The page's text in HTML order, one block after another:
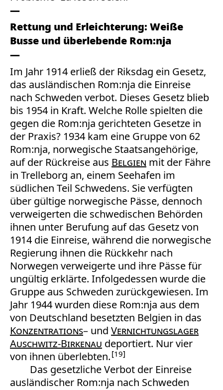
Rettung und Erleichterung: Weiße
Busse und überlebende Rom:nja
Im Jahr 1914 erließ der Riksdag ein Gesetz,
das ausländischen Rom:nja die Einreise
nach Schweden verbot. Dieses Gesetz blieb
bis 1954 in Kraft. Welche Rolle spielten die
gegen die Rom:nja gerichteten Gesetze in
der Praxis? 1934 kam eine Gruppe von 62
Rom:nja, norwegische Staatsangehörige,
auf der Rückreise aus Belgien mit der Fähre
in Trelleborg an, einem Seehafen im
südlichen Teil Schwedens. Sie verfügten
über gültige norwegische Pässe, dennoch
verweigerten die schwedischen Behörden
ihnen unter Berufung auf das Gesetz von
1914 die Einreise, während die norwegische
Regierung ihnen die Rückkehr nach
Norwegen verweigerte und ihre Pässe für
ungültig erklärte. Infolgedessen wurde die
Gruppe aus Schweden zurückgewiesen. Im
Jahr 1944 wurden diese Rom:nja aus dem
von Deutschland besetzten Belgien in das
Konzentrations– und Vernichtungslager
Auschwitz-Birkenau deportiert. Nur vier
von ihnen überlebten. 19
Das gesetzliche Verbot der Einreise
ausländischer Rom:nja nach Schweden